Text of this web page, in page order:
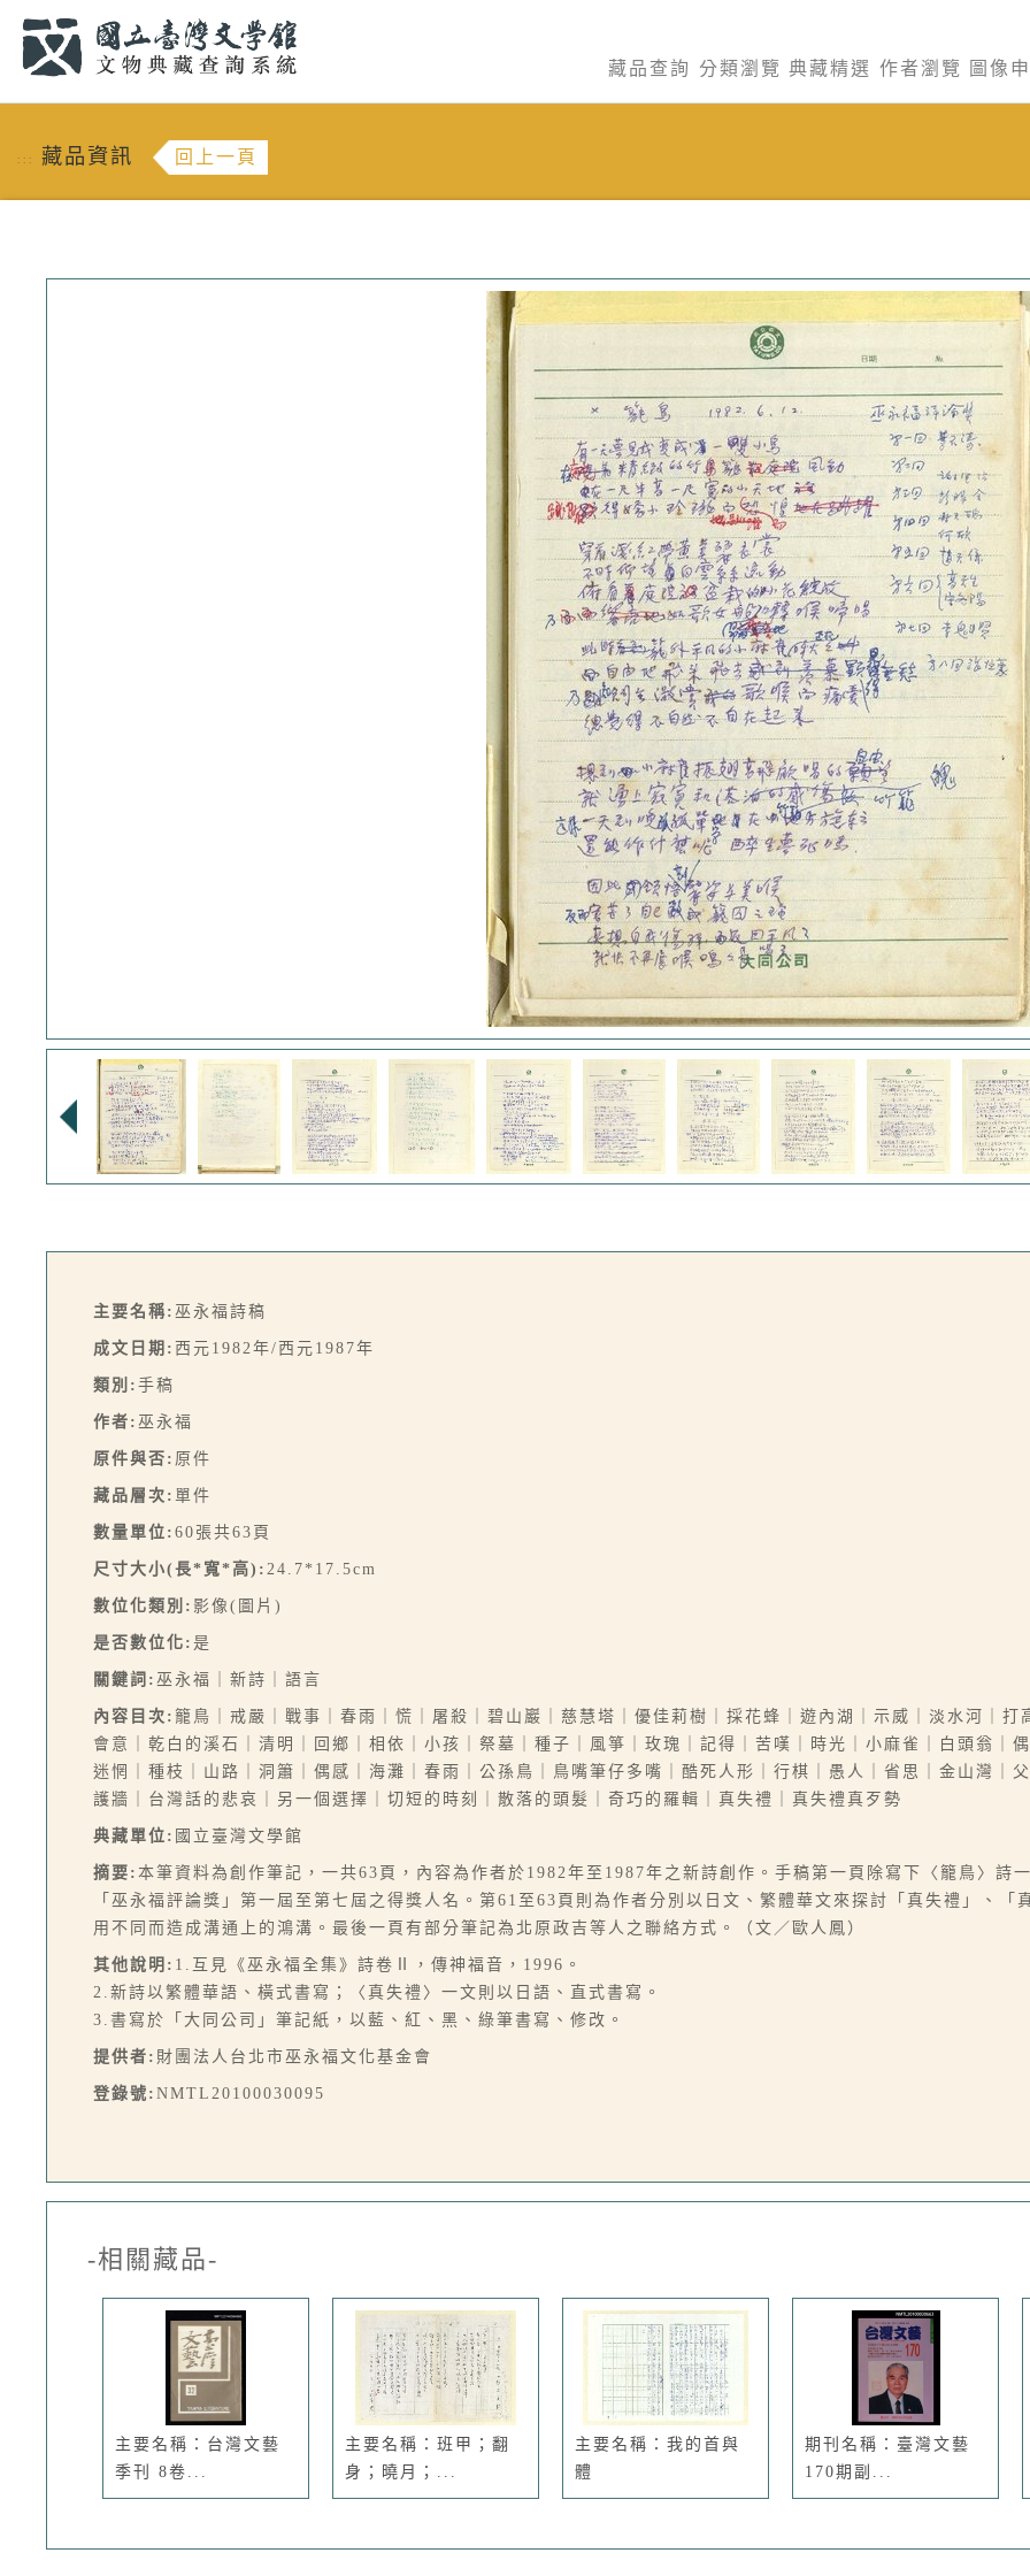
藏品查詢 分類瀏覽 典藏精選 作者瀏覽 圖像
::: 藏品資訊 回上一頁
主要名稱: 巫永福詩稿
成文日期: 西元1982年/西元1987年
類別: 手稿
作者: 巫永福
原件與否: 原件
藏品層次: 單件
數量單位: 60張共63頁
尺寸大小(長*寬*高): 24.7*17.5cm
數位化類別: 影像(圖片)
是否數位化: 是
關鍵詞: 巫永福｜新詩｜語言
內容目次: 籠鳥｜戒嚴｜戰事｜春雨｜慌｜屠殺｜碧山巖｜慈慧塔｜優佳莉樹｜採花蜂｜遊內湖｜示威｜淡水河｜
會意｜乾白的溪石｜清明｜回鄉｜相依｜小孩｜祭墓｜種子｜風箏｜玫瑰｜記得｜苦嘆｜時光｜小麻雀｜白頭翁｜
迷惘｜種枝｜山路｜洞簫｜偶感｜海灘｜春雨｜公孫鳥｜鳥嘴筆仔多嘴｜酷死人形｜行棋｜愚人｜省思｜金山灣｜
護牆｜台灣話的悲哀｜另一個選擇｜切短的時刻｜散落的頭髮｜奇巧的羅輯｜真失禮｜真失禮真歹勢
典藏單位: 國立臺灣文學館
摘要: 本筆資料為創作筆記，一共63頁，內容為作者於1982年至1987年之新詩創作。手稿第一頁除寫下〈籠鳥〉詩
「巫永福評論獎」第一屆至第七屆之得獎人名。第61至63頁則為作者分別以日文、繁體華文來探討「真失禮」、「
用不同而造成溝通上的鴻溝。最後一頁有部分筆記為北原政吉等人之聯絡方式。（文／歐人鳳）
其他說明: 1.互見《巫永福全集》詩卷Ⅱ，傳神福音，1996。
2.新詩以繁體華語、橫式書寫；〈真失禮〉一文則以日語、直式書寫。
3.書寫於「大同公司」筆記紙，以藍、紅、黑、綠筆書寫、修改。
提供者: 財團法人台北市巫永福文化基金會
登錄號: NMTL20100030095
-相關藏品-
主要名稱：台灣文藝
季刊 8卷...
主要名稱：班甲；翻
身；曉月；...
主要名稱：我的首與
體
期刊名稱：臺灣文藝
170期副...